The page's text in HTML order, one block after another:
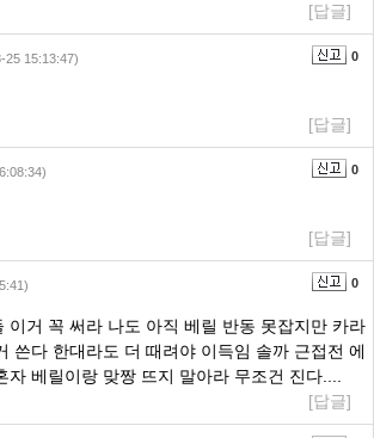
[답글]
25 15:13:47) 0
[답글]
0
[답글]
0
이거 꼭 써라 나도 아직 베릴 반동 못잡지만 카라
쓴다 한대라도 더 때려야 이득임 솔까 근접전 에
베릴이랑 맞짱 뜨지 말아라 무조건 진다....
[답글]